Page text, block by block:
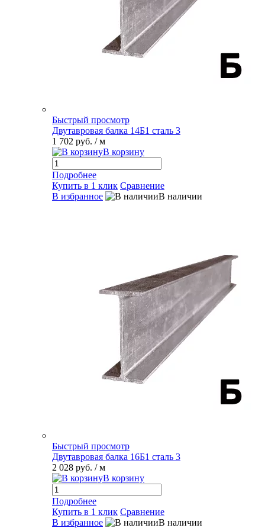
Быстрый просмотр
Двутавровая балка 14Б1 сталь 3
1 702 руб. / м
В корзину
Подробнее
Купить в 1 клик Сравнение
В избранное
В наличии
Быстрый просмотр
Двутавровая балка 16Б1 сталь 3
2 028 руб. / м
В корзину
Подробнее
Купить в 1 клик Сравнение
В избранное
В наличии